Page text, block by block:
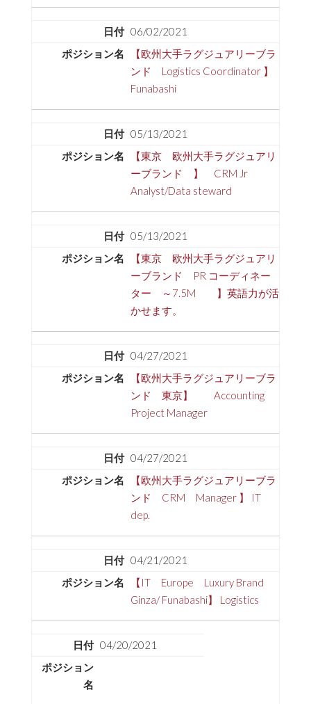
06/02/2021
【欧州大手ラグジュアリーブラ
ンド Logistics Coordinator 】
Funabashi
05/13/2021
【東京 欧州大手ラグジュアリ
ーブランド 】 CRM Jr
Analyst/Data steward
05/13/2021
【東京 欧州大手ラグジュアリ
ーブランド PR コーディネー
ター ～7.5M 】英語力が活
かせます。
04/27/2021
【欧州大手ラグジュアリーブラ
ンド 東京】 Accounting
Project Manager
04/27/2021
【欧州大手ラグジュアリーブラ
ンド CRM Manager 】 IT
dep.
04/21/2021
【IT Europe Luxury Brand
Ginza/ Funabashi】 Logistics
04/20/2021